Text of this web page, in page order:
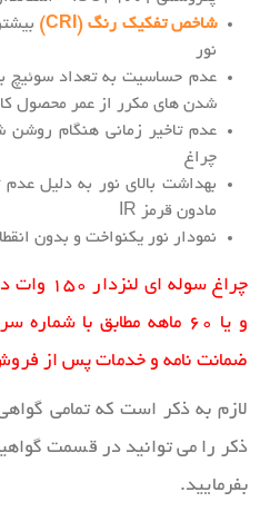
شاخص تفکیک رنگ (CRI)
نور
عدم حساسیت به تعداد سوئیچ
شدن های مکرر از عمر محصول
عدم تاخیر زمانی هنگام
چراغ
مادون قرمز IR
نمودار نور یکنواخت و بدون
و یا ۶۰ ماهه مطابق با
ضمانت نامه و خدمات پس از فروش ۱۲ ساله می
لازم به ذکر است که تمامی
ذکر را می توانید در قسمت
بفرمایید.